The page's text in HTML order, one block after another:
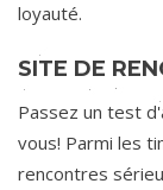
loyauté.
SITE DE
Passez un test
vous! Parmi les
rencontres